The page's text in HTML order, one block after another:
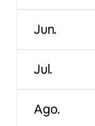
Jun.
Jul.
Ago.